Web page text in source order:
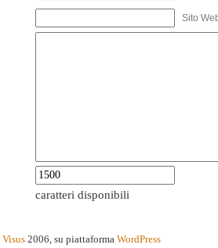
Sito
caratteri disponibili
Visus 2006, su piattaforma WordPress